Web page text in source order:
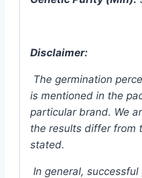
Disclaimer:
The germination
is mentioned in the
particular brand. We
the results differ from
stated.
In general,